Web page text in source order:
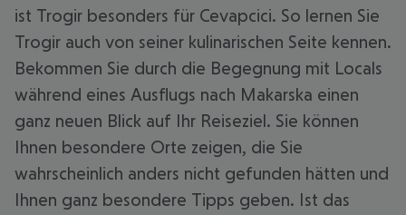
ist Trogir besonders für Cevapcici. So lernen Sie
Trogir auch von seiner kulinarischen Seite kennen.
Bekommen Sie durch die Begegnung mit Locals
während eines Ausflugs nach Makarska einen
ganz neuen Blick auf Ihr Reiseziel. Sie können
Ihnen besondere Orte zeigen, die Sie
wahrscheinlich anders nicht gefunden hätten und
Ihnen ganz besondere Tipps geben. Ist das